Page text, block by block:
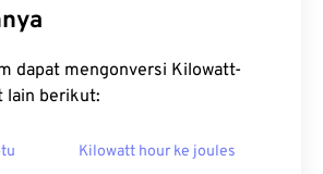
dapat mengonversi Kilowatt-
lain berikut:
Kilowatt hour ke joules